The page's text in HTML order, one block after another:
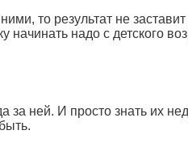
то результат не
надо с детского
за ней. И просто знать их